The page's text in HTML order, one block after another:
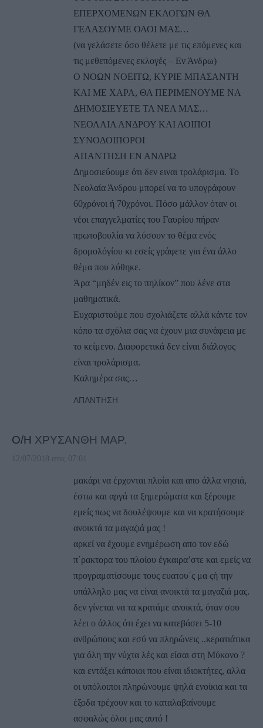
ΕΠΕΡΧΟΜΕΝΩΝ ΕΚΛΟΓΩΝ ΘΑ
ΓΕΛΑΣΟΥΜΕ ΟΛΟΙ ΜΑΣ…
(να γελάσετε όσο θέλετε με τις επόμενες και
τις μεθεπόμενες εκλογές – Εν Άνδρω)
Ο ΝΟΩΝ ΝΟΕΙΤΩ, ΚΥΡΙΕ ΜΠΑΣΑΝΤΗ
ΚΑΙ ΜΕ ΧΑΡΑ, ΘΑ ΠΕΡΙΜΕΝΟΥΜΕ ΝΑ
ΔΗΜΟΣΙΕΥΕΤΕ ΤΑ ΝΕΑ ΜΑΣ…
ΝΕΟΛΑΙΑ ΑΝΔΡΟΥ ΚΑΙ ΛΟΙΠΟΙ
ΣΥΝΟΔΟΙΠΟΡΟΙ
ΑΠΑΝΤΗΣΗ ΕΝ ΑΝΔΡΩ
Δημοσιεύουμε ότι δεν ειναι τρολάρισμα. Το
Νεολαία Άνδρου μπορεί να το υπογράφουν
60χρόνοι ή 70χρόνοι. Πόσο μάλλον όταν οι
νέοι επαγγελματίες του Γαυρίου πήραν
πρωτοβουλία να λύσουν το θέμα ενός
δρομολόγίου κι εσείς γράφετε για ένα άλλο
θέμα που λύθηκε.
Άρα “μηδέν εις το πηλίκον” που λένε στα
μαθηματικά.
Ευχαριστούμε που σχολιάζετε αλλά κάντε τον
κόπο τα σχόλια σας να έχουν μια συνάφεια με
το κείμενο. Διαφορετικά δεν είναι διάλογος
είναι τρολάρισμα.
Καλημέρα σας…
ΑΠΆΝΤΗΣΗ
Ο/Η ΧΡΥΣΑΝΘΗ ΜΑΡ.
12/07/2018 στις 07:01
μακάρι να έρχονται πλοία και απο άλλα νησιά,
έστω και αργά τα ξημερώματα και ξέρουμε
εμείς πως να δουλέψουμε και να κρατήσουμε
ανοικτά τα μαγαζιά μας !
αρκεί να έχουμε ενημέρωση απο τον εδώ
π΄ρακτορα του πλοίου έγκαιρα’στε και εμείς να
προγραματίσουμε τους ευατου΄ς μα ςή την
υπάλληλο μας να είναι ανοικτά τα μαγαζιά μας.
δεν γίνεται να τα κρατάμε ανοικτά, όταν σου
λέει ο άλλος ότι έχει να κατεβάσει 5-10
ανθρώπους και εσύ να πληρώνεις ..κερατιάτικα
για όλη την νύχτα λές και είσαι στη Μύκονο ?
και εντάξει κάποιοι που είναι ιδιοκτήτες, αλλα
οι υπόλοιποι πληρώνουμε ψηλά ενοίκια και τα
έξοδα τρέχουν και το καταλαβαίνουμε
ασφαλώς όλοι μας αυτό !